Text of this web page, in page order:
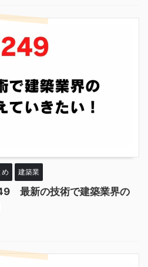
建築業
最新の技術で建築業界の